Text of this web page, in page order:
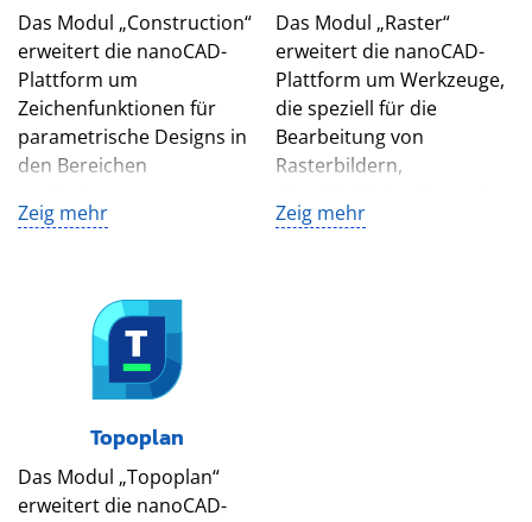
Das Modul „Construction“
erweitert die nanoCAD-
Plattform um
Zeichenfunktionen für
parametrische Designs in
den Bereichen
Ingenieurwesen und
parametrischen
Bibliotheken mit
Standardteilen lassen sich
Bauzeichnungen
Zeig mehr
Das Modul „Raster“
erweitert die nanoCAD-
Plattform um Werkzeuge,
die speziell für die
Bearbeitung von
Rasterbildern,
Bilder, entwickelt wurden.
Zeig mehr
Topoplan
Das Modul „Topoplan“
erweitert die nanoCAD-